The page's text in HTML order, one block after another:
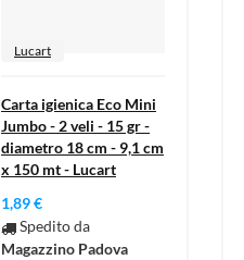
Lucart
Carta igienica Eco Mini
Jumbo - 2 veli - 15 gr -
diametro 18 cm - 9,1 cm
x 150 mt - Lucart
1,89 €
Spedito da
Magazzino Padova